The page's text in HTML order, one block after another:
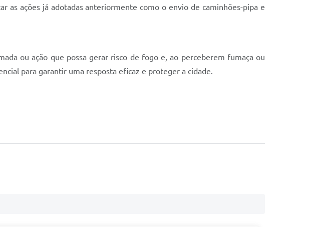
as ações já adotadas anteriormente como o envio de caminhões-pipa e
ou ação que possa gerar risco de fogo e, ao perceberem fumaça ou
para garantir uma resposta eficaz e proteger a cidade.